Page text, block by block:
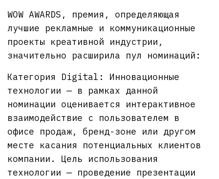
WOW AWARDS, премия, определяющая
лучшие рекламные и коммуникационные
проекты креативной индустрии,
значительно расширила пул номинаций:
Категория Digital: Инновационные
технологии — в рамках данной
номинации оценивается интерактивное
взаимодействие с пользователем в
офисе продаж, бренд-зоне или другом
месте касания потенциальных клиентов
компании. Цель использования
технологии — проведение презентации